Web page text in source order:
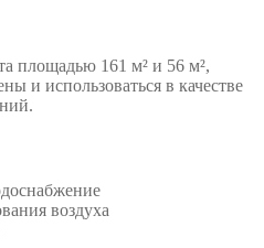
площадью 161 м² и 56 м²,
и использоваться в качестве
воздуха